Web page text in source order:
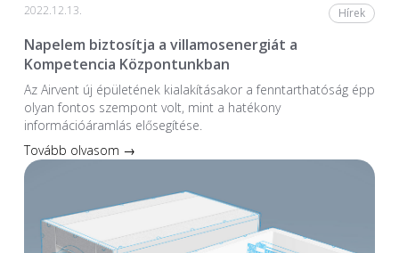
2022.12.13. Hírek
Napelem biztosítja a villamosenergiát a
Kompetencia Központunkban
Az Airvent új épületének kialakításakor a fenntarthatóság épp
olyan fontos szempont volt, mint a hatékony
információáramlás elősegítése.
Tovább olvasom →